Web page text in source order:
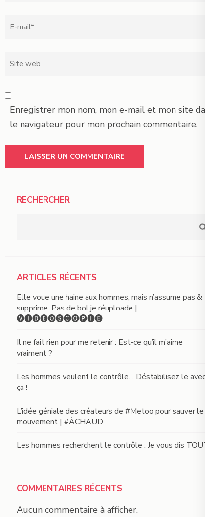
Email *
Site
Enregistrer mon nom, mon e-mail et mon site dans
le navigateur pour mon prochain commentaire.
RECHERCHER
ARTICLES RÉCENTS
Elle voue une haine aux hommes, mais n’assume pas &
supprime. Pas de bol je réuploade |
🅥🅘🅓🅔́🅞🅢🅒🅞🅟🅘🅔
Il ne fait rien pour me retenir : Est-ce qu’il m’aime
vraiment ?
Les hommes veulent le contrôle… Déstabilisez le avec
ça !
L’idée géniale des créateurs de #Metoo pour sauver le
mouvement | #ÀCHAUD
Les hommes recherchent le contrôle : Je vous dis TOUT !
COMMENTAIRES RÉCENTS
Aucun commentaire à afficher.